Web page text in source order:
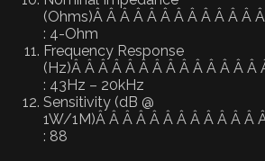
(Ohms)Â Â Â Â Â Â Â Â Â Â Â Â
: 4-Ohm
Frequency Response
(Hz)Â Â Â Â Â Â Â Â Â Â Â Â Â
: 43Hz – 20kHz
Sensitivity (dB @
1W/1M)Â Â Â Â Â Â Â Â Â Â Â Â
: 88